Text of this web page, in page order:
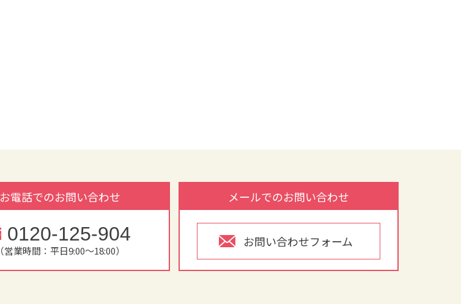
お電話でのお問い合わせ
0120-125-904
（営業時間：平日9:00～18:00）
メールでのお問い合わせ
お問い合わせフォーム